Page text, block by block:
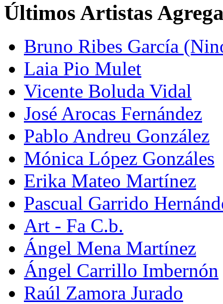
Últimos Artistas
Bruno Ribes García
Laia Pio Mulet
Vicente Boluda Vidal
José Arocas Fernández
Pablo Andreu González
Mónica López Gonzáles
Erika Mateo Martínez
Pascual Garrido
Art - Fa C.b.
Ángel Mena Martínez
Ángel Carrillo Imbernón
Raúl Zamora Jurado